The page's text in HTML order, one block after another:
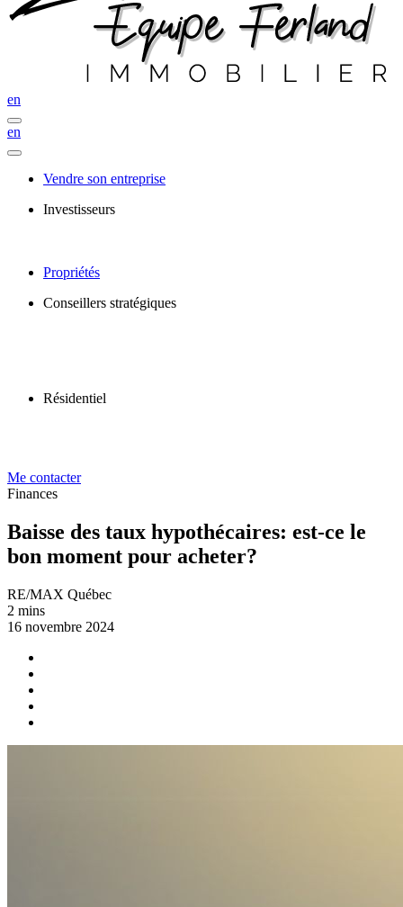
en
en
Vendre son entreprise
Investisseurs
Propriétés
Conseillers stratégiques
Résidentiel
Me contacter
Finances
Baisse des taux hypothécaires: est-ce le
bon moment pour acheter?
RE/MAX Québec
2 mins
16 novembre 2024